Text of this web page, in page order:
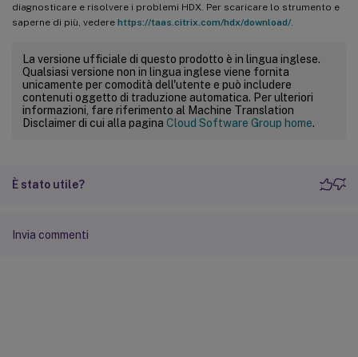
diagnosticare e risolvere i problemi HDX. Per scaricare lo strumento e
saperne di più, vedere https://taas.citrix.com/hdx/download/
La versione ufficiale di questo prodotto è in lingua inglese.
Qualsiasi versione non in lingua inglese viene fornita
unicamente per comodità dell'utente e può includere
contenuti oggetto di traduzione automatica. Per ulteriori
informazioni, fare riferimento al Machine Translation
Disclaimer di cui alla pagina Cloud Software Group home.
È stato utile?
Invia commenti